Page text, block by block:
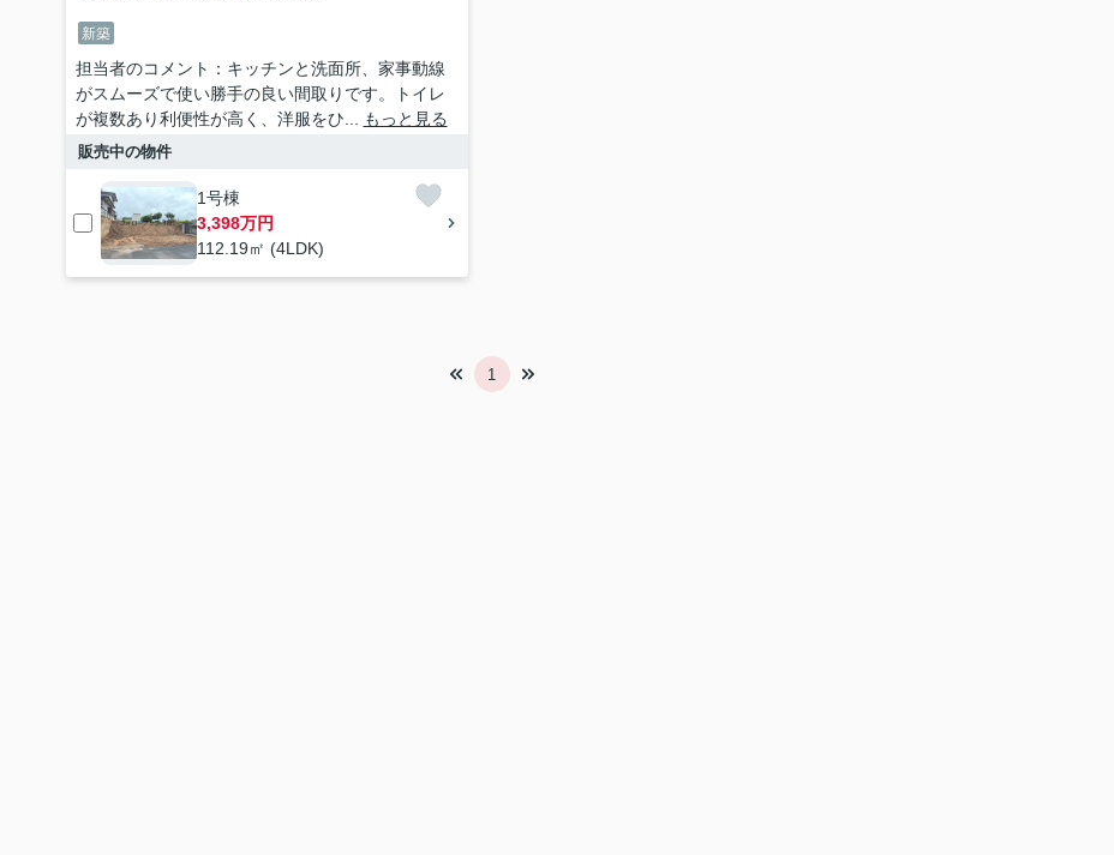
新築
担当者のコメント：キッチンと洗面所、家事動線
がスムーズで使い勝手の良い間取りです。トイレ
が複数あり利便性が高く、洋服をひ...
もっと見る
販売中の物件
1号棟
3,398万円
112.19㎡ (4LDK)
1